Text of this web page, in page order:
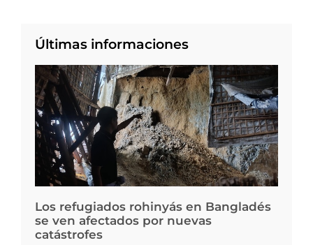
Últimas informaciones
Los refugiados rohinyás en Bangladés
se ven afectados por nuevas
catástrofes